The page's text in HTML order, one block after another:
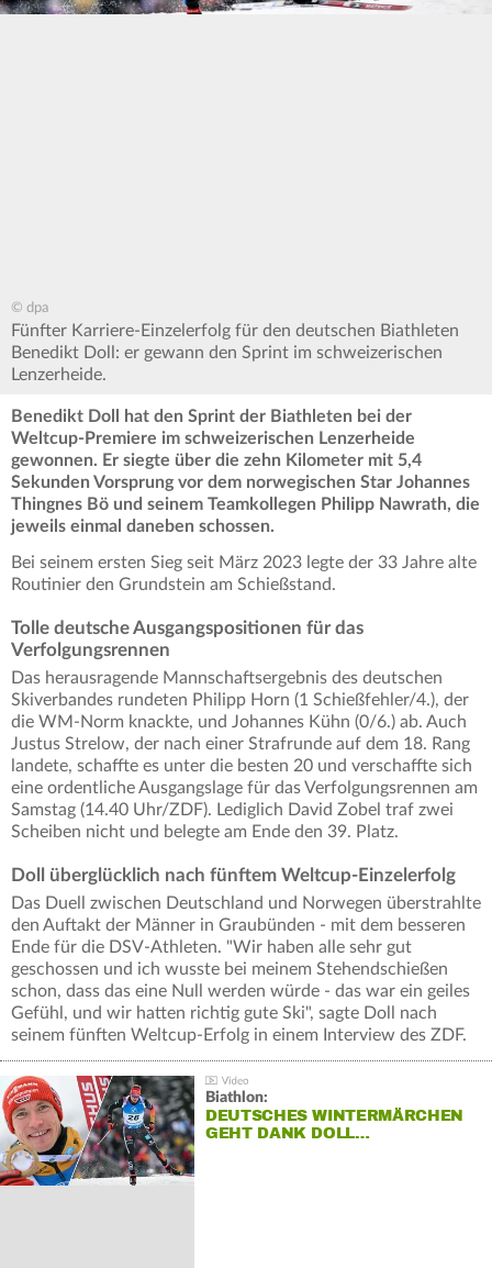
© dpa
Fünfter Karriere-Einzelerfolg für den deutschen Biathleten
Benedikt Doll: er gewann den Sprint im schweizerischen
Lenzerheide.
Benedikt Doll hat den Sprint der Biathleten bei der
Weltcup-Premiere im schweizerischen Lenzerheide
gewonnen. Er siegte über die zehn Kilometer mit 5,4
Sekunden Vorsprung vor dem norwegischen Star Johannes
Thingnes Bö und seinem Teamkollegen Philipp Nawrath, die
jeweils einmal daneben schossen.
Bei seinem ersten Sieg seit März 2023 legte der 33 Jahre alte
Routinier den Grundstein am Schießstand.
Tolle deutsche Ausgangspositionen für das
Verfolgungsrennen
Das herausragende Mannschaftsergebnis des deutschen
Skiverbandes rundeten Philipp Horn (1 Schießfehler/4.), der
die WM-Norm knackte, und Johannes Kühn (0/6.) ab. Auch
Justus Strelow, der nach einer Strafrunde auf dem 18. Rang
landete, schaffte es unter die besten 20 und verschaffte sich
eine ordentliche Ausgangslage für das Verfolgungsrennen am
Samstag (14.40 Uhr/ZDF). Lediglich David Zobel traf zwei
Scheiben nicht und belegte am Ende den 39. Platz.
Doll überglücklich nach fünftem Weltcup-Einzelerfolg
Das Duell zwischen Deutschland und Norwegen überstrahlte
den Auftakt der Männer in Graubünden - mit dem besseren
Ende für die DSV-Athleten. "Wir haben alle sehr gut
geschossen und ich wusste bei meinem Stehendschießen
schon, dass das eine Null werden würde - das war ein geiles
Gefühl, und wir hatten richtig gute Ski", sagte Doll nach
seinem fünften Weltcup-Erfolg in einem Interview des ZDF.
Biathlon:
DEUTSCHES WINTERMÄRCHEN
GEHT DANK DOLL…